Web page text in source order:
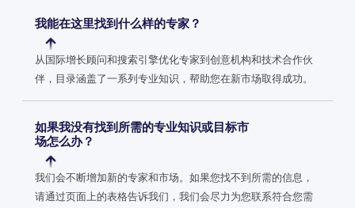
我能在这里找到什么样的专家？
从国际增长顾问和搜索引擎优化专家到创意机构和技术合作伙
伴，目录涵盖了一系列专业知识，帮助您在新市场取得成功。
如果我没有找到所需的专业知识或目标市
场怎么办？
我们会不断增加新的专家和市场。如果您找不到所需的信息，
请通过页面上的表格告诉我们，我们会尽力为您联系符合您需